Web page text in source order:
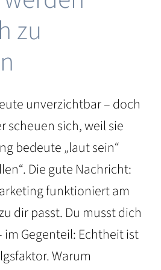
zu
unverzichtbar – doch
scheuen sich, weil sie
bedeute „laut sein“
Die gute Nachricht:
funktioniert am
dir passt. Du musst dich
Gegenteil: Echtheit ist
Warum